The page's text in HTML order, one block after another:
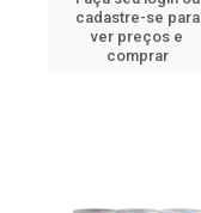
cadastre-se para
ver preços e
comprar